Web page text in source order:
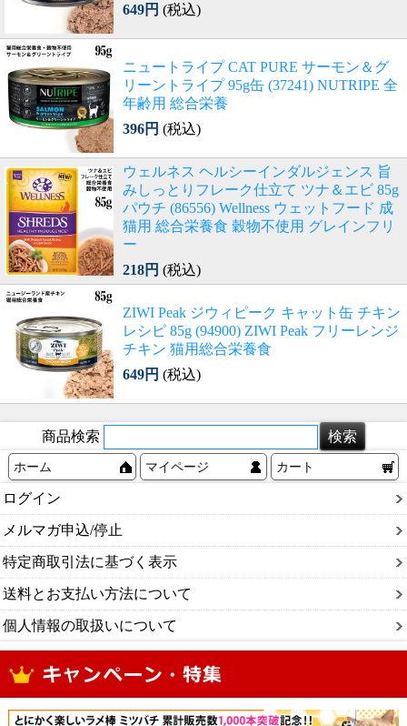
649円 (税込)
ニュートライプ CAT PURE サーモン＆グ
リーントライプ 95g缶 (37241) NUTRIPE 全
年齢用 総合栄養
396円 (税込)
ウェルネス ヘルシーインダルジェンス 旨
みしっとりフレーク仕立て ツナ＆エビ 85g
パウチ (86556) Wellness ウェットフード 成
猫用 総合栄養食 穀物不使用 グレインフリ
ー
218円 (税込)
ZIWI Peak ジウィピーク キャット缶 チキン
レシピ 85g (94900) ZIWI Peak フリーレンジ
チキン 猫用総合栄養食
649円 (税込)
商品検索
ホーム マイページ カート
ログイン
メルマガ申込/停止
特定商取引法に基づく表示
送料とお支払い方法について
個人情報の取扱いについて